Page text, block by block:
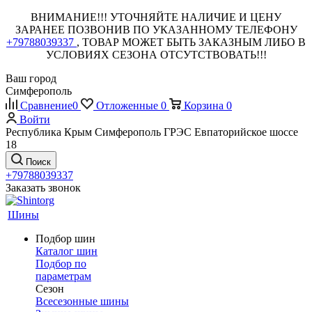
ВНИМАНИЕ!!! УТОЧНЯЙТЕ НАЛИЧИЕ И ЦЕНУ
ЗАРАНЕЕ ПОЗВОНИВ ПО УКАЗАННОМУ ТЕЛЕФОНУ
+79788039337 , ТОВАР МОЖЕТ БЫТЬ ЗАКАЗНЫМ ЛИБО В
УСЛОВИЯХ СЕЗОНА ОТСУТСТВОВАТЬ!!!
Ваш город
Симферополь
Сравнение0 Отложенные 0 Корзина 0
Войти
Республика Крым Симферополь ГРЭС Евпаторийское шоссе
18
Поиск
+79788039337
Заказать звонок
Шины
Подбор шин
Каталог шин
Подбор по
параметрам
Сезон
Всесезонные шины